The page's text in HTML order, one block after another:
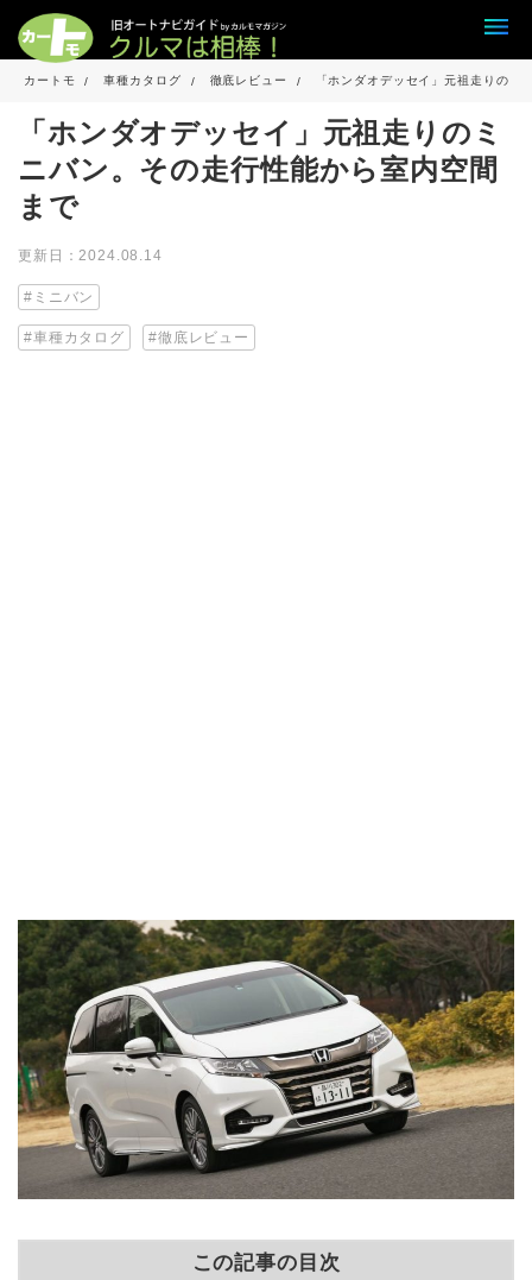
カートモ 車種カタログ 徹底レビュー 「ホンダオデッセイ」元祖走りのミ
「ホンダオデッセイ」元祖走りのミ
ニバン。その走行性能から室内空間
まで
更新日：2024.08.14
ミニバン
車種カタログ 徹底レビュー
この記事の目次